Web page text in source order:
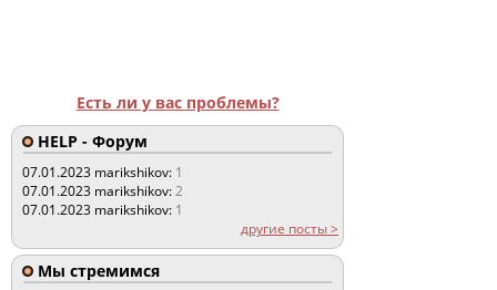
Есть ли у вас проблемы?
HELP - Форум
07.01.2023 marikshikov: 1
07.01.2023 marikshikov:2
07.01.2023 marikshikov: 1
другие посты >
Мы стремимся